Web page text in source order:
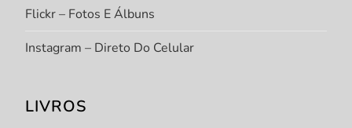
Flickr – Fotos E Álbuns
Instagram – Direto Do Celular
LIVROS